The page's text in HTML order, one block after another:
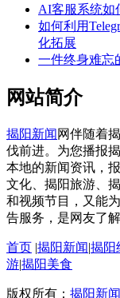
AI客服系统如
如何利用
化拓展
一件终身难忘
网站简介
揭阳新闻 网伴随着
伐前进。为您播报
本地的新闻资讯，
文化、揭阳旅游、
和视频节目，又能
告服务，是网友了
首页 |揭阳新闻|揭阳
游|揭阳美食
版权所有： 揭阳新